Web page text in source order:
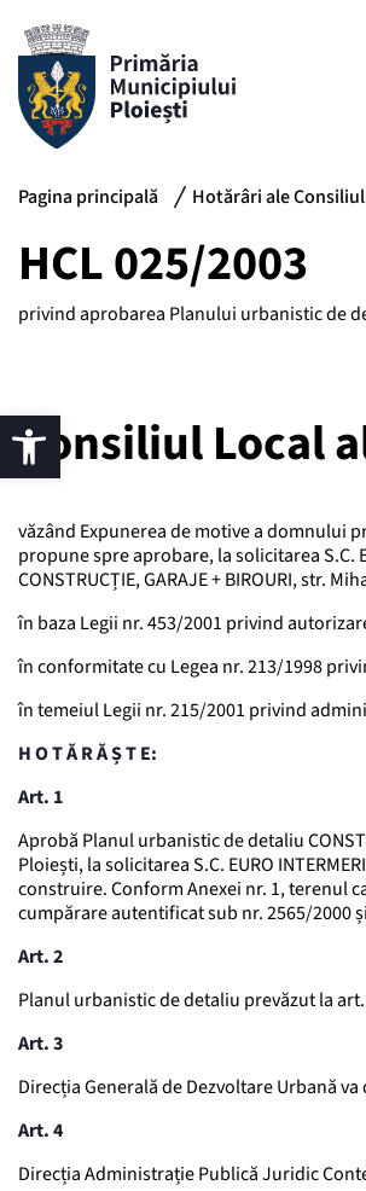
Pagina principală Hotărâri ale
HCL 025/2003
privind aprobarea Planului urbanistic de
Consiliul Local
văzând Expunerea de motive a domnului
propune spre aprobare, la solicitarea S.C.
CONSTRUCȚIE, GARAJE + BIROURI, str.
în baza Legii nr. 453/2001 privind
în conformitate cu Legea nr. 213/1998
în temeiul Legii nr. 215/2001 privind
H O T Ă R Ă Ș T E:
Art. 1
Aprobă Planul urbanistic de detaliu
Ploiești, la solicitarea S.C. EURO
construire. Conform Anexei nr. 1, terenul
cumpărare autentificat sub nr. 2565/2000
Art. 2
Planul urbanistic de detaliu prevăzut la
Art. 3
Direcția Generală de Dezvoltare Urbană
Art. 4
Direcția Administrație Publică Juridic